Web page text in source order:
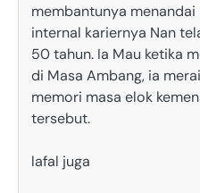
membantunya
internal kariernya Nan
50 tahun. Ia Mau ketika
di Masa Ambang, ia
memori masa elok
tersebut.
lafal juga